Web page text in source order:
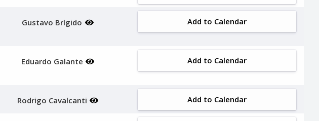
Gustavo Brígido Add to Calendar
Eduardo Galante Add to Calendar
Rodrigo Cavalcanti Add to Calendar